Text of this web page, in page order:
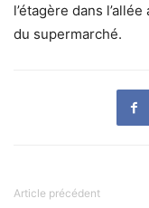
l’étagère dans
du supermarché.
Article précédent